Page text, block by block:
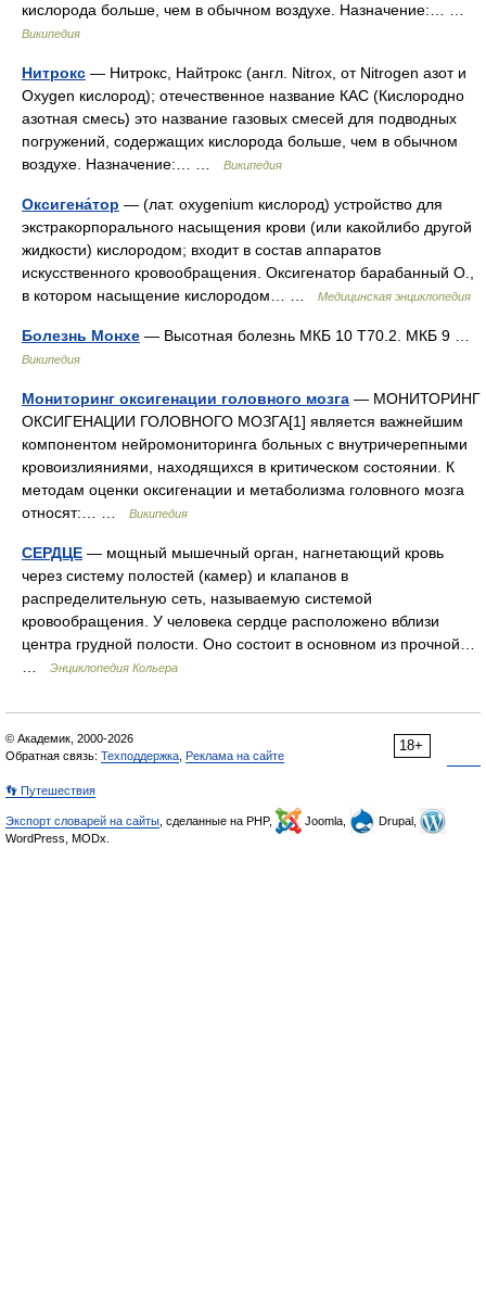
кислорода больше, чем в обычном воздухе. Назначение:… …
Википедия
Нитрокс — Нитрокс, Найтрокс (англ. Nitrox, от Nitrogen азот и
Oxygen кислород); отечественное название КАС (Кислородно
азотная смесь) это название газовых смесей для подводных
погружений, содержащих кислорода больше, чем в обычном
воздухе. Назначение:… …
Википедия
Оксигена́тор — (лат. oxygenium кислород) устройство для
экстракорпорального насыщения крови (или какойлибо другой
жидкости) кислородом; входит в состав аппаратов
искусственного кровообращения. Оксигенатор барабанный О.,
в котором насыщение кислородом… …
Медицинская энциклопедия
Болезнь Монхе — Высотная болезнь МКБ 10 T70.2. МКБ 9 …
Википедия
Мониторинг оксигенации головного мозга — МОНИТОРИНГ
ОКСИГЕНАЦИИ ГОЛОВНОГО МОЗГА[1] является важнейшим
компонентом нейромониторинга больных с внутричерепными
кровоизлияниями, находящихся в критическом состоянии. К
методам оценки оксигенации и метаболизма головного мозга
относят:… …
Википедия
СЕРДЦЕ — мощный мышечный орган, нагнетающий кровь
через систему полостей (камер) и клапанов в
распределительную сеть, называемую системой
кровообращения. У человека сердце расположено вблизи
центра грудной полости. Оно состоит в основном из прочной…
…
Энциклопедия Кольера
18+
© Академик, 2000-2026
Обратная связь: Техподдержка Реклама на сайте
👣 Путешествия
Экспорт словарей на сайты , сделанные на PHP, Joomla,
Drupal,
WordPress, MODx.